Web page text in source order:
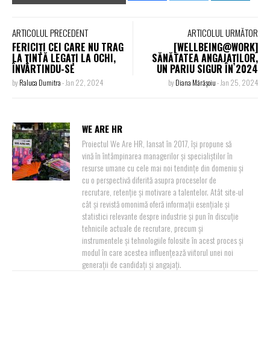
ARTICOLUL PRECEDENT
FERICIȚI CEI CARE NU TRAG
LA ȚINTĂ LEGAȚI LA OCHI,
ÎNVÂRTINDU-SE
byRaluca Dumitra-Jan 22, 2024
ARTICOLUL URMĂTOR
[WELLBEING@WORK]
SĂNĂTATEA ANGAJAȚILOR,
UN PARIU SIGUR ÎN 2024
byDiana Mărășoiu-Jan 25, 2024
WE ARE HR
Proiectul We Are HR, lansat în 2017, își propune să
vină în întâmpinarea managerilor și specialiștilor în
resurse umane cu cele mai noi tendințe din domeniu și
cu o perspectivă diferită asupra proceselor de
recrutare, retenție și motivare a talentelor. Atât site-ul
cât și revistă omonimă oferă informații esențiale și
statistici relevante despre industrie și pun în discuție
tehnicile actuale de recrutare, precum și
instrumentele și tehnologiile folosite în acest proces și
modul în care acestea influențează viitorul unei noi
generații de candidați și angajați.